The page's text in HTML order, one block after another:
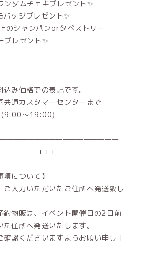
ダムチェキプレゼント✨
ッジプレゼント✨
のシャンパンorタペストリー
レゼント✨
み価格での表記です。
共通カスタマーセンターまで
～19:00)
+++
項について】
入力いただいたご住所へ発送致し
物販は、イベント開催日の2日前
住所へ発送いたします。
確認くださいますようお願い申し上